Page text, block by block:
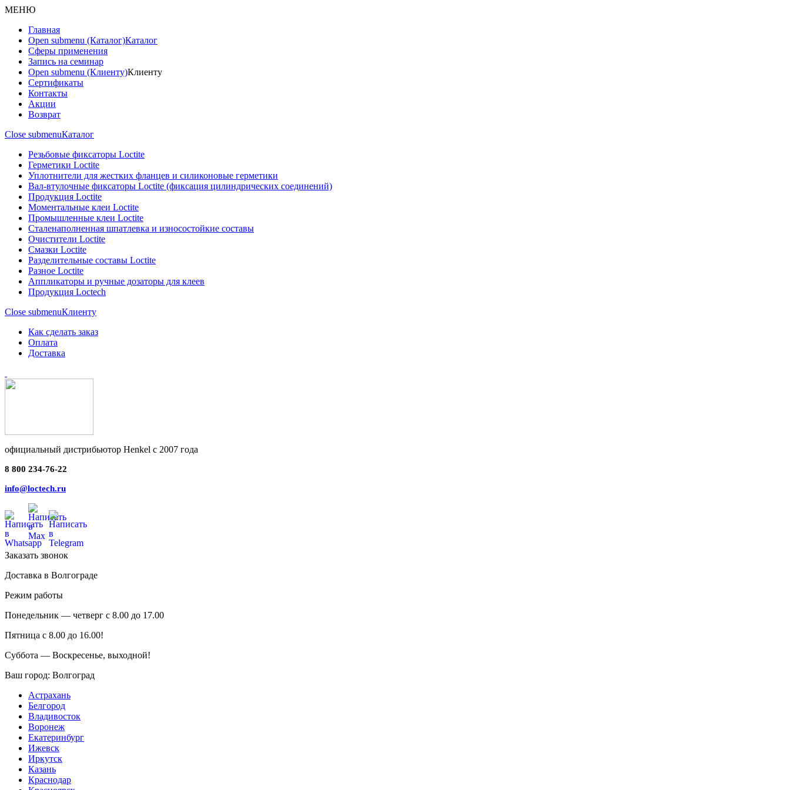
МЕНЮ
Главная
Open submenu (Каталог)Каталог
Сферы применения
Запись на семинар
Open submenu (Клиенту)Клиенту
Сертификаты
Контакты
Акции
Возврат
Close submenuКаталог
Резьбовые фиксаторы Loctite
Герметики Loctite
Уплотнители для жестких фланцев и силиконовые герметики
Вал-втулочные фиксаторы Loctite (фиксация цилиндрических соединений)
Продукция Loctite
Моментальные клеи Loctite
Промышленные клеи Loctite
Сталенаполненная шпатлевка и износостойкие составы
Очистители Loctite
Смазки Loctite
Разделительные составы Loctite
Разное Loctite
Аппликаторы и ручные дозаторы для клеев
Продукция Loctech
Close submenuКлиенту
Как сделать заказ
Оплата
Доставка
официальный дистрибьютор Henkel с 2007 года
8 800 234-76-22
info@loctech.ru
Заказать звонок
Доставка в Волгограде
Режим работы
Понедельник — четверг с 8.00 до 17.00
Пятница с 8.00 до 16.00!
Суббота — Воскресенье, выходной!
Ваш город: Волгоград
Астрахань
Белгород
Владивосток
Воронеж
Екатеринбург
Ижевск
Иркутск
Казань
Краснодар